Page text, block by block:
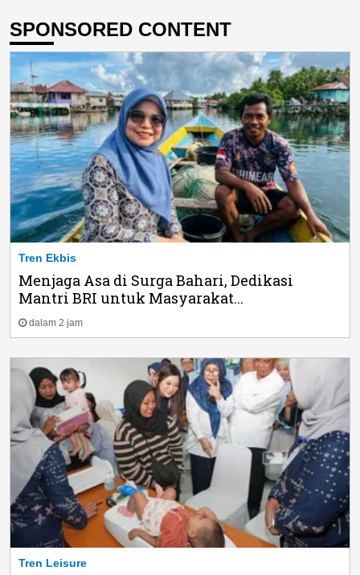
SPONSORED CONTENT
Tren Ekbis
Menjaga Asa di Surga Bahari, Dedikasi
Mantri BRI untuk Masyarakat...
dalam 2 jam
Tren Leisure